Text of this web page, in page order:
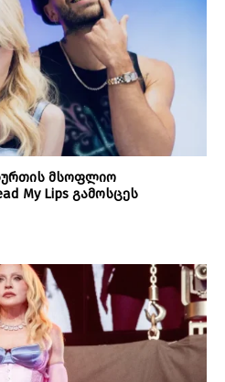
მსოფლიო
My Lips გამოსცეს